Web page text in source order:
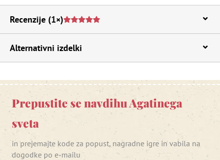
Recenzije (1×)
Alternativni izdelki
Prepustite se navdihu Agatinega
sveta
in prejemajte kode za popust, nagradne igre in vabila na
dogodke po e-mailu